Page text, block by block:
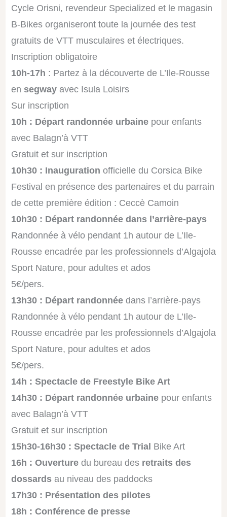
Cycle Orisni, revendeur Specialized et le magasin
B-Bikes organiseront toute la journée des test
gratuits de VTT musculaires et électriques.
Inscription obligatoire
10h-17h : Partez à la découverte de L’Ile-Rousse
en segwayavec Isula Loisirs
Sur inscription
10h : Départ randonnée urbainepour enfants
avec Balagn’à VTT
Gratuit et sur inscription
10h30 : Inauguration officielle du Corsica Bike
Festival en présence des partenaires et du parrain
de cette première édition : Ceccè Camoin
10h30 : Départ randonnée dans l’arrière-pays
Randonnée à vélo pendant 1h autour de L’Ile-
Rousse encadrée par les professionnels d’Algajola
Sport Nature, pour adultes et ados
5€/pers.
13h30 : Départ randonnéedans l’arrière-pays
Randonnée à vélo pendant 1h autour de L’Ile-
Rousse encadrée par les professionnels d’Algajola
Sport Nature, pour adultes et ados
5€/pers.
14h : Spectacle de Freestyle Bike Art
14h30 : Départ randonnée urbainepour enfants
avec Balagn’à VTT
Gratuit et sur inscription
15h30-16h30 : Spectacle de Trial Bike Art
16h : Ouverturedu bureau des retraits des
dossardsau niveau des paddocks
17h30 : Présentation des pilotes
18h : Conférence de presse